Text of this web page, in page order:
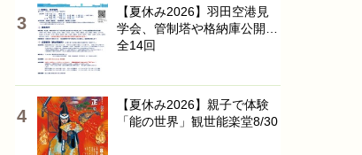
【夏休み2026】羽田空港見
学会、管制塔や格納庫公開…
全14回
【夏休み2026】親子で体験
「能の世界」観世能楽堂8/30